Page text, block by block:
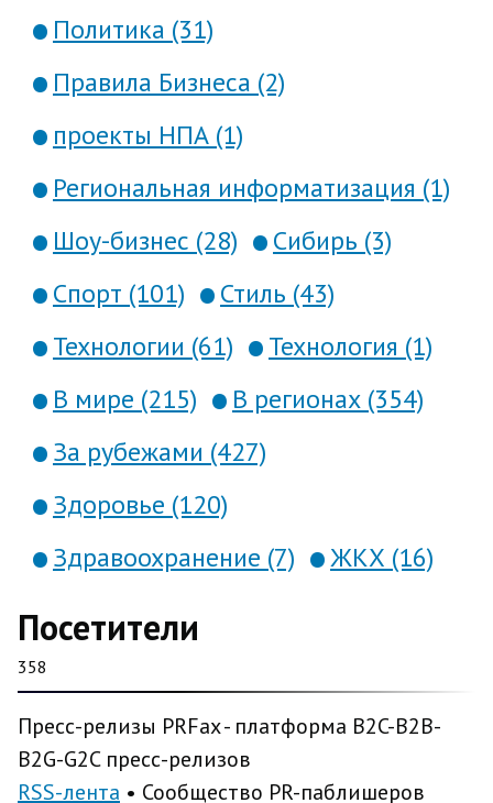
Политика (31)
Правила Бизнеса (2)
проекты НПА (1)
Региональная информатизация (1)
Шоу-бизнес (28)
Сибирь (3)
Спорт (101)
Стиль (43)
Технологии (61)
Технология (1)
В мире (215)
В регионах (354)
За рубежами (427)
Здоровье (120)
Здравоохранение (7)
ЖКХ (16)
Посетители
358
Пресс-релизы PRFax - платформа B2C-B2B-
B2G-G2C пресс-релизов
RSS-лента • Сообщество PR-паблишеров